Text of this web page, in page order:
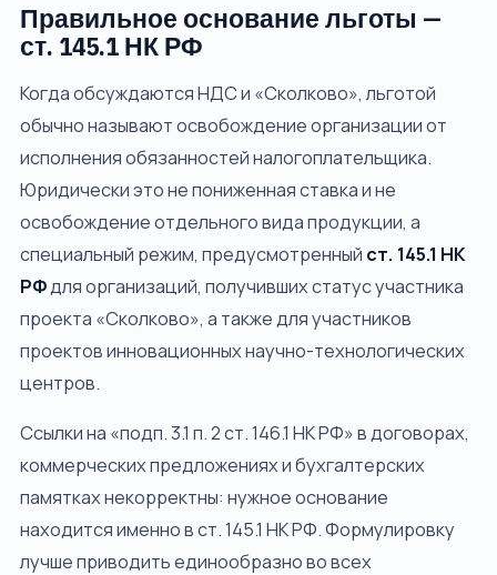
Правильное основание льготы —
ст. 145.1 НК РФ
Когда обсуждаются НДС и «Сколково», льготой
обычно называют освобождение организации от
исполнения обязанностей налогоплательщика.
Юридически это не пониженная ставка и не
освобождение отдельного вида продукции, а
специальный режим, предусмотренный ст. 145.1 НК
РФдля организаций, получивших статус участника
проекта «Сколково», а также для участников
проектов инновационных научно-технологических
центров.
Ссылки на «подп. 3.1 п. 2 ст. 146.1 НК РФ» в договорах,
коммерческих предложениях и бухгалтерских
памятках некорректны: нужное основание
находится именно в ст. 145.1 НК РФ. Формулировку
лучше приводить единообразно во всех